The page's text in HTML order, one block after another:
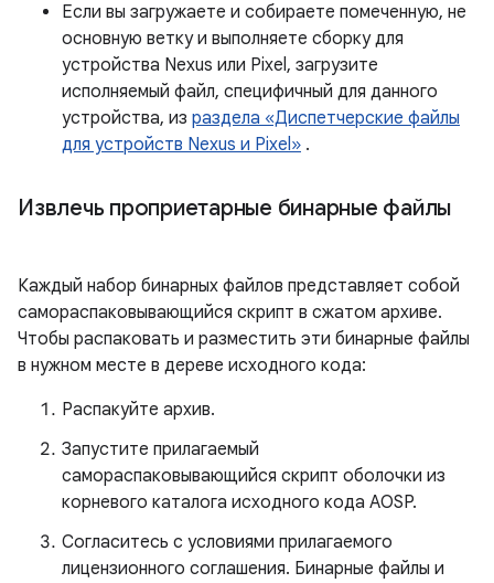
Если вы загружаете и собираете помеченную, не
основную ветку и выполняете сборку для
устройства Nexus или Pixel, загрузите
исполняемый файл, специфичный для данного
устройства, из раздела «Диспетчерские файлы
для устройств Nexus и Pixel» .
Извлечь проприетарные бинарные файлы
Каждый набор бинарных файлов представляет собой
самораспаковывающийся скрипт в сжатом архиве.
Чтобы распаковать и разместить эти бинарные файлы
в нужном месте в дереве исходного кода:
Распакуйте архив.
Запустите прилагаемый
самораспаковывающийся скрипт оболочки из
корневого каталога исходного кода AOSP.
Согласитесь с условиями прилагаемого
лицензионного соглашения. Бинарные файлы и